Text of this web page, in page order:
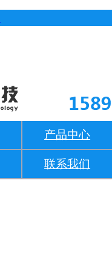
产品中心
联系我们